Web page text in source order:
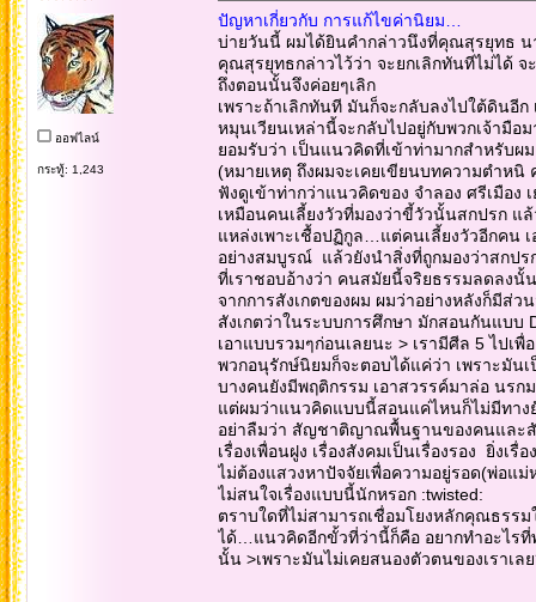
ออฟไลน์
กระทู้: 1,243
ปัญหาเกี่ยวกับ การแก้ไขค่านิยม…
บ่ายวันนี้ ผมได้ยินคำกล่าวนึงที่คุณสุรยุทธ น
คุณสุรยุทธกล่าวไว้ว่า จะยกเลิกทันทีไม่ได้ จ
ถึงตอนนั้นจึงค่อยๆเลิก
เพราะถ้าเลิกทันที มันก็จะกลับลงไปใต้ดินอี
หมุนเวียนเหล่านี้จะกลับไปอยู่กับพวกเจ้ามือ
ยอมรับว่า เป็นแนวคิดที่เข้าท่ามากสำหรับผม
(หมายเหตุ ถึงผมจะเคยเขียนบทความตำห
ฟังดูเข้าท่ากว่าแนวคิดของ จำลอง ศรีเมือง
เหมือนคนเลี้ยงวัวที่มองว่าขี้วัวนั้นสกปรก แ
แหล่งเพาะเชื้อปฏิกูล…แต่คนเลี้ยงวัวอีกคน
อย่างสมบูรณ์ แล้วยังนำสิ่งที่ถูกมองว่าสกป
ที่เราชอบอ้างว่า คนสมัยนี้จริยธรรมลดลง
จากการสังเกตของผม ผมว่าอย่างหลังก็มีส่ว
สังเกตว่าในระบบการศึกษา มักสอนกันแบบ
เอาแบบรวมๆก่อนเลยนะ > เรามีศีล 5 ไปเพื่
พวกอนุรักษ์นิยมก็จะตอบได้แค่ว่า เพราะมัน
บางคนยังมีพฤติกรรม เอาสวรรค์มาล่อ นร
แต่ผมว่าแนวคิดแบบนี้สอนแค่ไหนก็ไม่มีทาง
อย่าลืมว่า สัญชาติญาณพื้นฐานของคนและสั
เรื่องเพื่อนฝูง เรื่องสังคมเป็นเรื่องรอง ยิ่งเ
ไม่ต้องแสวงหาปัจจัยเพื่อความอยู่รอด(พ่อแ
ไม่สนใจเรื่องแบบนี้นักหรอก :twisted:
ตราบใดที่ไม่สามารถเชื่อมโยงหลักคุณธรร
ได้…แนวคิดอีกขั้วที่ว่านี้ก็คือ อยากทำอะไรที่
นั้น >เพราะมันไม่เคยสนองตัวตนของเราเล